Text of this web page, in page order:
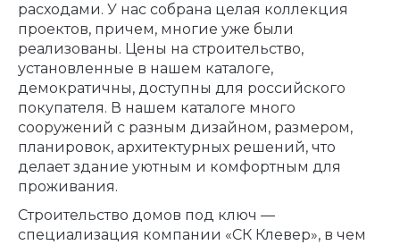
расходами. У нас собрана целая коллекция
проектов, причем, многие уже были
реализованы. Цены на строительство,
установленные в нашем каталоге,
демократичны, доступны для российского
покупателя. В нашем каталоге много
сооружений с разным дизайном, размером,
планировок, архитектурных решений, что
делает здание уютным и комфортным для
проживания.
Строительство домов под ключ —
специализация компании «СК Клевер», в чем